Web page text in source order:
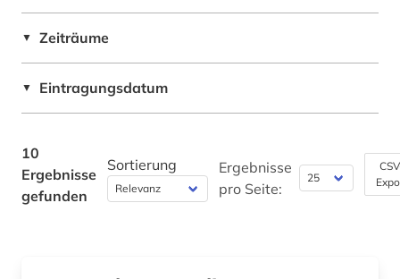
▼ Zeiträume
▼ Eintragungsdatum
10
Ergebnisse
gefunden
Sortierung
Ergebnisse
pro Seite: